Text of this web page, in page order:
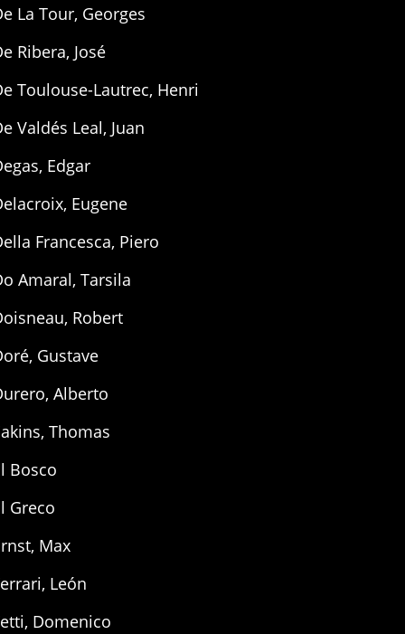
La Tour, Georges
Ribera, José
Toulouse-Lautrec, Henri
Valdés Leal, Juan
Edgar
Eugene
Francesca, Piero
Amaral, Tarsila
Robert
Gustave
Alberto
Thomas
Bosco
Greco
Max
León
Domenico